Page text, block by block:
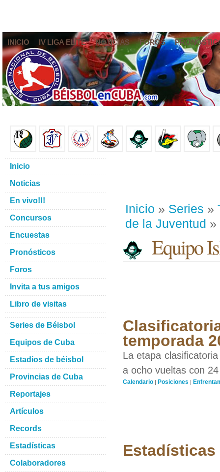
INICIO IV LIGA ELITE NOTICIAS FOROS
Inicio » Series »
de la Juventud »
Equipo
temporada
La etapa
a ocho vueltas con
Calendario | Posiciones |
Inicio
Noticias
En vivo!!!
Concursos
Encuestas
Pronósticos
Foros
Invita a tus amigos
Libro de visitas
Series de Béisbol
Equipos de Cuba
Estadios de béisbol
Provincias de Cuba
Reportajes
Artículos
Records
Estadísticas
Colaboradores